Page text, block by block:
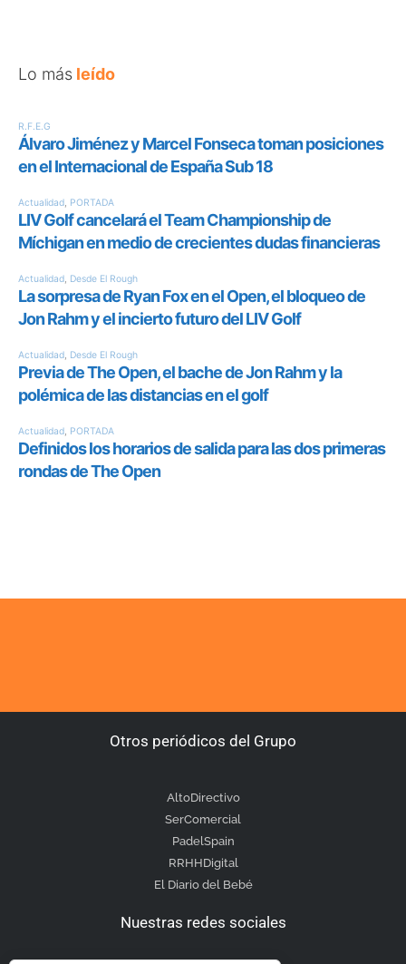
Lo más leído
Otros periódicos del Grupo
AltoDirectivo
SerComercial
PadelSpain
RRHHDigital
El Diario del Bebé
Nuestras redes sociales